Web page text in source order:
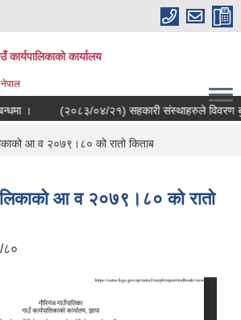
कार्यपालिकाको कार्यालय
। (२०८३/०४/२१) सहकारी संस्थाहरुले विवरण
आ व २०७९।८० को रातो किताब
आ व २०७९।८० को रातो
८०